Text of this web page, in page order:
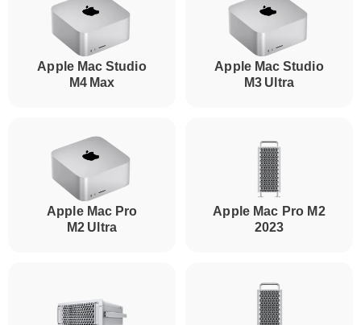
Apple Mac Studio
M4 Max
Apple Mac Studio
M3 Ultra
Apple Mac Pro
M2 Ultra
Apple Mac Pro M2
2023